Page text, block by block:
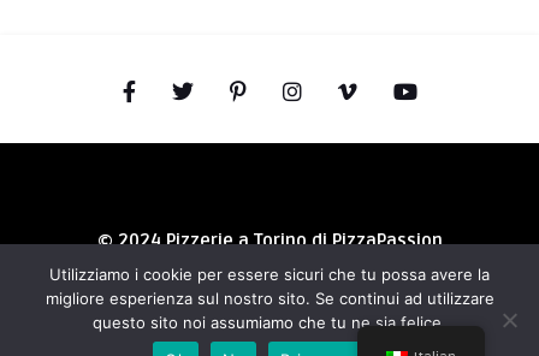
© 2024 Pizzerie a Torino di PizzaPassion
Utilizziamo i cookie per essere sicuri che tu possa avere la
migliore esperienza sul nostro sito. Se continui ad utilizzare
questo sito noi assumiamo che tu ne sia felice.